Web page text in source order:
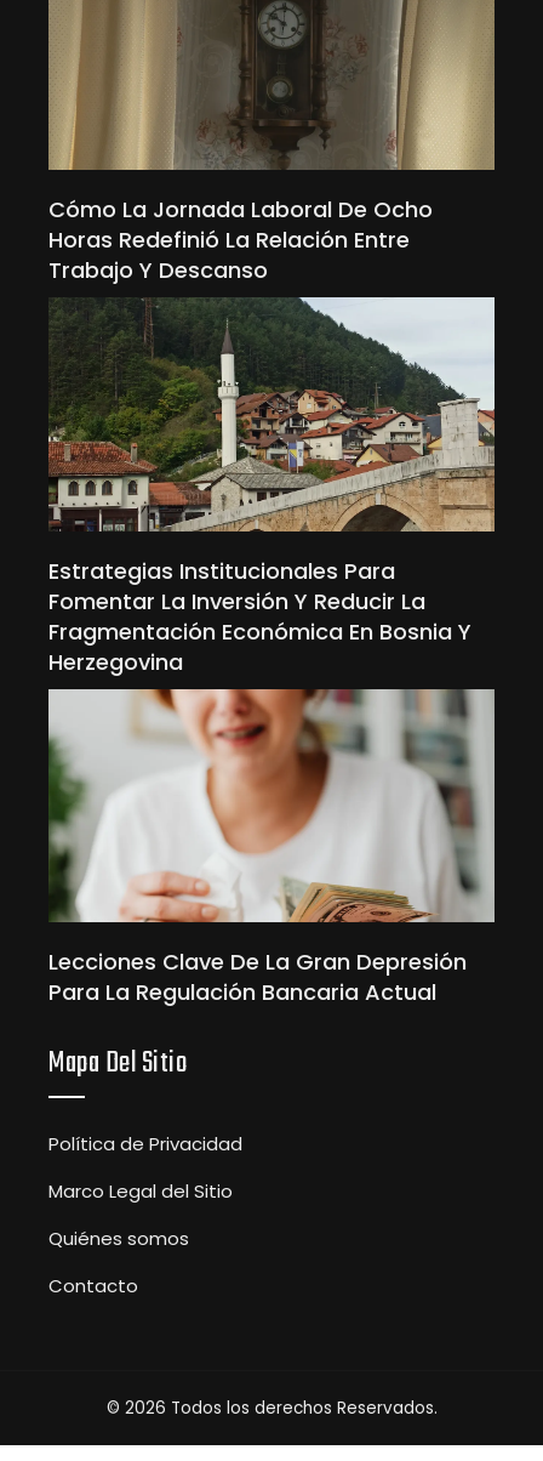
Cómo La Jornada Laboral De Ocho
Horas Redefinió La Relación Entre
Trabajo Y Descanso
Estrategias Institucionales Para
Fomentar La Inversión Y Reducir La
Fragmentación Económica En Bosnia Y
Herzegovina
Lecciones Clave De La Gran Depresión
Para La Regulación Bancaria Actual
Mapa Del Sitio
Política de Privacidad
Marco Legal del Sitio
Quiénes somos
Contacto
© 2026 Todos los derechos Reservados.